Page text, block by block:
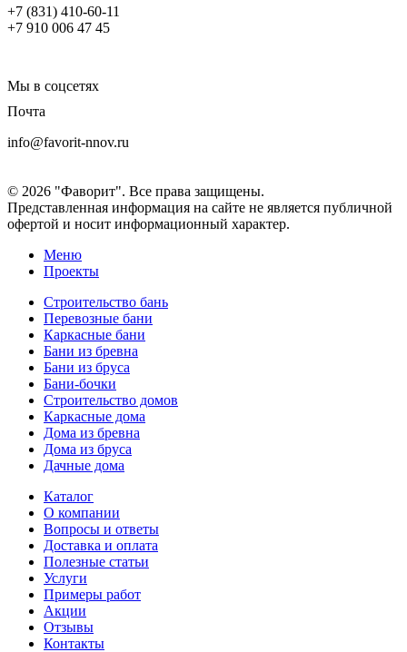
+7 (831) 410-60-11
+7 910 006 47 45
Мы в соцсетях
Почта
info@favorit-nnov.ru
© 2026 "Фаворит". Все права защищены.
Представленная информация на сайте не является публичной
офертой и носит информационный характер.
Меню
Проекты
Строительство бань
Перевозные бани
Каркасные бани
Бани из бревна
Бани из бруса
Бани-бочки
Строительство домов
Каркасные дома
Дома из бревна
Дома из бруса
Дачные дома
Каталог
О компании
Вопросы и ответы
Доставка и оплата
Полезные статьи
Услуги
Примеры работ
Акции
Отзывы
Контакты